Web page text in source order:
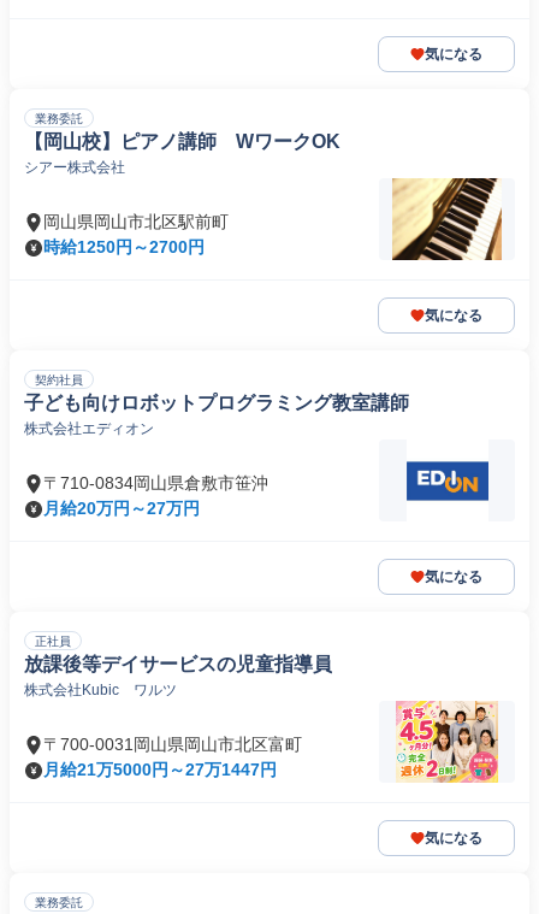
気になる
業務委託
【岡山校】ピアノ講師 WワークOK
シアー株式会社
岡山県岡山市北区駅前町
時給1250円～2700円
気になる
契約社員
子ども向けロボットプログラミング教室講師
株式会社エディオン
〒710-0834岡山県倉敷市笹沖
月給20万円～27万円
気になる
正社員
放課後等デイサービスの児童指導員
株式会社Kubic ワルツ
〒700-0031岡山県岡山市北区富町
月給21万5000円～27万1447円
気になる
業務委託